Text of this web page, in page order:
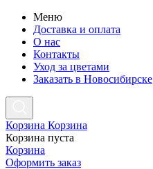
Меню
Доставка и оплата
О нас
Контакты
Уход за цветами
Заказать в Новосибирске
Корзина Корзина
Корзина пуста
Корзина
Оформить заказ